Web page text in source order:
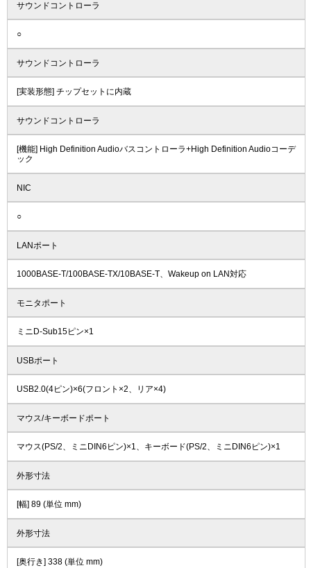
サウンドコントローラ
○
サウンドコントローラ
[実装形態] チップセットに内蔵
サウンドコントローラ
[機能] High Definition Audioバスコントローラ+High Definition Audioコーデ
ック
NIC
○
LANポート
1000BASE-T/100BASE-TX/10BASE-T、Wakeup on LAN対応
モニタポート
ミニD-Sub15ピン×1
USBポート
USB2.0(4ピン)×6(フロント×2、リア×4)
マウス/キーボードポート
マウス(PS/2、ミニDIN6ピン)×1、キーボード(PS/2、ミニDIN6ピン)×1
外形寸法
[幅] 89 (単位 mm)
外形寸法
[奥行き] 338 (単位 mm)